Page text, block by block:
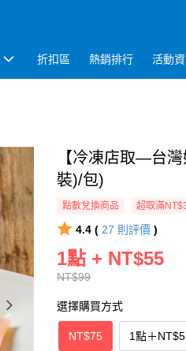
折扣區 熱銷排行 活動
【冷凍店取—台
裝)/包)
點數兌換商品 超取滿
4.4 ( 27 則評價 )
NT$99
1點 + NT$55
選擇購買方式
NT$75 1點＋